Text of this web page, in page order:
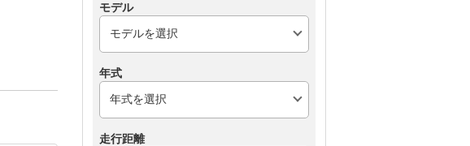
モデル
年式
走行距離